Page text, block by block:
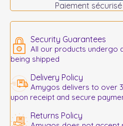
Paiement
Security Guarantees
All our products undergo
being shipped
Delivery Policy
Amygos delivers to over
upon receipt and secure
Returns Policy